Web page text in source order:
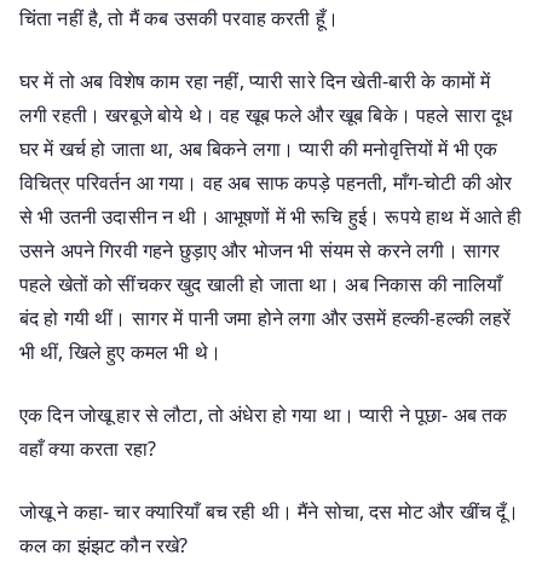
चिंता नहीं है, तो मैं कब उसकी परवाह करती हूँ।
घर में तो अब विशेष काम रहा नहीं, प्यारी सारे दिन खेती-बारी के कामों में
लगी रहती। खरबूजे बोये थे। वह खूब फले और खूब बिके। पहले सारा दूध
घर में खर्च हो जाता था, अब बिकने लगा। प्यारी की मनोवृत्तियों में भी एक
विचित्र परिवर्तन आ गया। वह अब साफ कपड़े पहनती, माँग-चोटी की ओर
से भी उतनी उदासीन न थी। आभूषणों में भी रूचि हुई। रूपये हाथ में आते ही
उसने अपने गिरवी गहने छुड़ाए और भोजन भी संयम से करने लगी। सागर
पहले खेतों को सींचकर खुद खाली हो जाता था। अब निकास की नालियाँ
बंद हो गयी थीं। सागर में पानी जमा होने लगा और उसमें हल्की-हल्की लहरें
भी थीं, खिले हुए कमल भी थे।
एक दिन जोखू हार से लौटा, तो अंधेरा हो गया था। प्यारी ने पूछा- अब तक
वहाँ क्या करता रहा?
जोखू ने कहा- चार क्यारियाँ बच रही थी। मैंने सोचा, दस मोट और खींच दूँ।
कल का झंझट कौन रखे?